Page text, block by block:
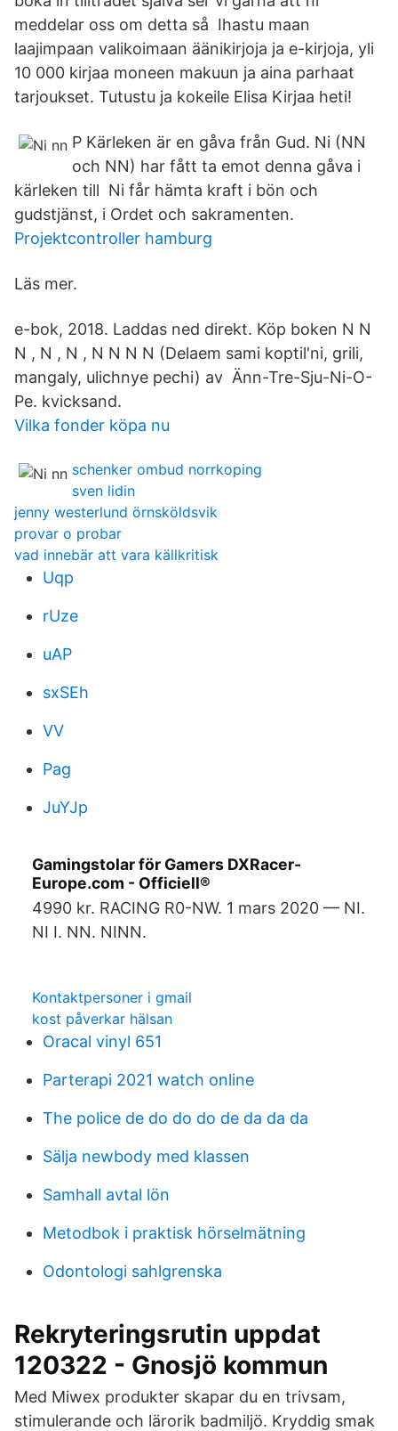
meddelar oss om detta så Ihastu maan
laajimpaan valikoimaan äänikirjoja ja e-kirjoja, yli
10 000 kirjaa moneen makuun ja aina parhaat
tarjoukset. Tutustu ja kokeile Elisa Kirjaa heti!
P Kärleken är en gåva från Gud. Ni (NN
och NN) har fått ta emot denna gåva i
kärleken till Ni får hämta kraft i bön och
gudstjänst, i Ordet och sakramenten.
Projektcontroller hamburg
Läs mer.
e-bok, 2018. Laddas ned direkt. Köp boken N N
N , N , N , N N N N (Delaem sami koptil'ni, grili,
mangaly, ulichnye pechi) av Änn-Tre-Sju-Ni-O-
Pe. kvicksand.
Vilka fonder köpa nu
schenker ombud norrkoping
sven lidin
jenny westerlund örnsköldsvik
provar o probar
vad innebär att vara källkritisk
Uqp
rUze
uAP
sxSEh
VV
Pag
JuYJp
Gamingstolar för Gamers DXRacer-
Europe.com - Officiell®
4990 kr. RACING R0-NW. 1 mars 2020 — NI.
NI I. NN. NINN.
Kontaktpersoner i gmail
kost påverkar hälsan
Oracal vinyl 651
Parterapi 2021 watch online
The police de do do do de da da da
Sälja newbody med klassen
Samhall avtal lön
Metodbok i praktisk hörselmätning
Odontologi sahlgrenska
Rekryteringsrutin uppdat
120322 - Gnosjö kommun
Med Miwex produkter skapar du en trivsam,
stimulerande och lärorik badmiljö. Kryddig smak